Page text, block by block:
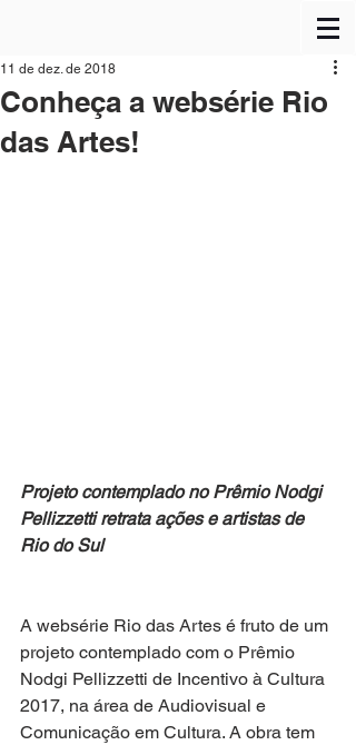
Conheça a websérie Rio
das Artes!
11 de dez. de 2018
Projeto contemplado no Prêmio Nodgi
Pellizzetti retrata ações e artistas de
Rio do Sul
A websérie Rio das Artes é fruto de um
projeto contemplado com o Prêmio
Nodgi Pellizzetti de Incentivo à Cultura
2017, na área de Audiovisual e
Comunicação em Cultura. A obra tem